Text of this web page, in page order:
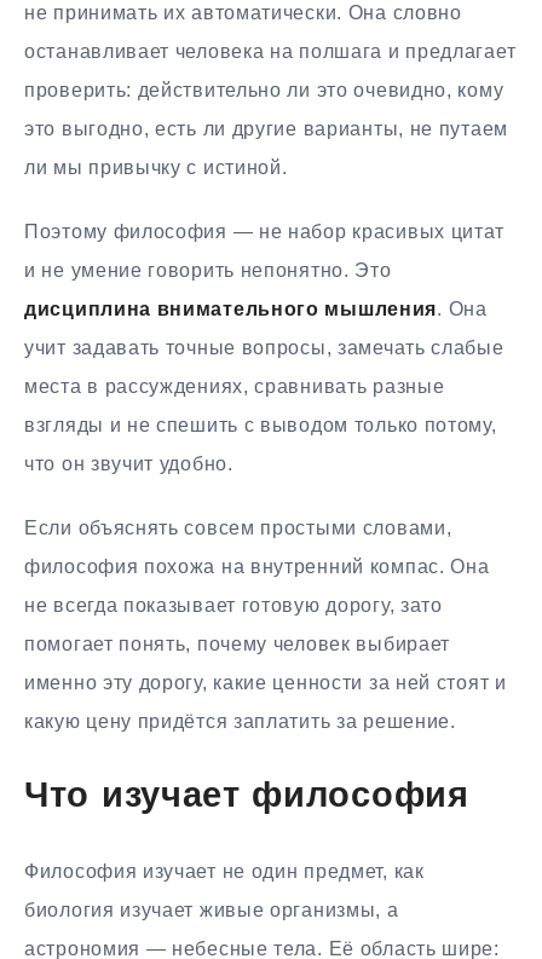
не принимать их автоматически. Она словно
останавливает человека на полшага и предлагает
проверить: действительно ли это очевидно, кому
это выгодно, есть ли другие варианты, не путаем
ли мы привычку с истиной.
Поэтому философия — не набор красивых цитат
и не умение говорить непонятно. Это
дисциплина внимательного мышления. Она
учит задавать точные вопросы, замечать слабые
места в рассуждениях, сравнивать разные
взгляды и не спешить с выводом только потому,
что он звучит удобно.
Если объяснять совсем простыми словами,
философия похожа на внутренний компас. Она
не всегда показывает готовую дорогу, зато
помогает понять, почему человек выбирает
именно эту дорогу, какие ценности за ней стоят и
какую цену придётся заплатить за решение.
Что изучает философия
Философия изучает не один предмет, как
биология изучает живые организмы, а
астрономия — небесные тела. Её область шире: